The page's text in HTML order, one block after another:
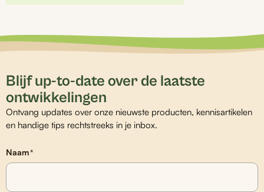
tot
Blijf up-to-date over de laatste
ontwikkelingen
Ontvang updates over onze nieuwste producten, kennisartikelen
en handige tips rechtstreeks in je inbox.
Naam*